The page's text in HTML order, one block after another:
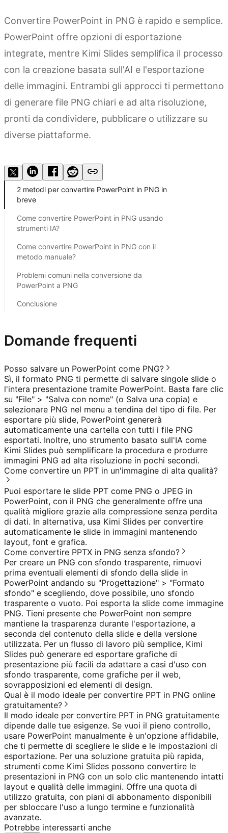
Convertire PowerPoint in PNG è rapido e semplice.
PowerPoint offre opzioni di esportazione
integrate, mentre Kimi Slides semplifica il processo
con la creazione basata sull'AI e l'esportazione
delle immagini. Entrambi gli approcci ti permettono
di generare file PNG chiari e ad alta risoluzione,
pronti da condividere, pubblicare o utilizzare su
diverse piattaforme.
2 metodi per convertire PowerPoint in PNG in
breve
Come convertire PowerPoint in PNG usando
strumenti IA?
Come convertire PowerPoint in PNG con il
metodo manuale?
Problemi comuni nella conversione da
PowerPoint a PNG
Conclusione
Domande frequenti
Posso salvare un PowerPoint come PNG?
Sì, il formato PNG ti permette di salvare singole slide o
l'intera presentazione tramite PowerPoint. Basta fare clic
su "File" > "Salva con nome" (o Salva una copia) e
selezionare PNG nel menu a tendina del tipo di file. Per
esportare più slide, PowerPoint genererà
automaticamente una cartella con tutti i file PNG
esportati. Inoltre, uno strumento basato sull'IA come
Kimi Slides può semplificare la procedura e produrre
immagini PNG ad alta risoluzione in pochi secondi.
Come convertire un PPT in un'immagine di alta qualità?
Puoi esportare le slide PPT come PNG o JPEG in
PowerPoint, con il PNG che generalmente offre una
qualità migliore grazie alla compressione senza perdita
di dati. In alternativa, usa Kimi Slides per convertire
automaticamente le slide in immagini mantenendo
layout, font e grafica.
Come convertire PPTX in PNG senza sfondo?
Per creare un PNG con sfondo trasparente, rimuovi
prima eventuali elementi di sfondo della slide in
PowerPoint andando su "Progettazione" > "Formato
sfondo" e scegliendo, dove possibile, uno sfondo
trasparente o vuoto. Poi esporta la slide come immagine
PNG. Tieni presente che PowerPoint non sempre
mantiene la trasparenza durante l'esportazione, a
seconda del contenuto della slide e della versione
utilizzata. Per un flusso di lavoro più semplice, Kimi
Slides può generare ed esportare grafiche di
presentazione più facili da adattare a casi d'uso con
sfondo trasparente, come grafiche per il web,
sovrapposizioni ed elementi di design.
Qual è il modo ideale per convertire PPT in PNG online
gratuitamente?
Il modo ideale per convertire PPT in PNG gratuitamente
dipende dalle tue esigenze. Se vuoi il pieno controllo,
usare PowerPoint manualmente è un'opzione affidabile,
che ti permette di scegliere le slide e le impostazioni di
esportazione. Per una soluzione gratuita più rapida,
strumenti come Kimi Slides possono convertire le
presentazioni in PNG con un solo clic mantenendo intatti
layout e qualità delle immagini. Offre una quota di
utilizzo gratuita, con piani di abbonamento disponibili
per sbloccare l'uso a lungo termine e funzionalità
avanzate.
Potrebbe interessarti anche